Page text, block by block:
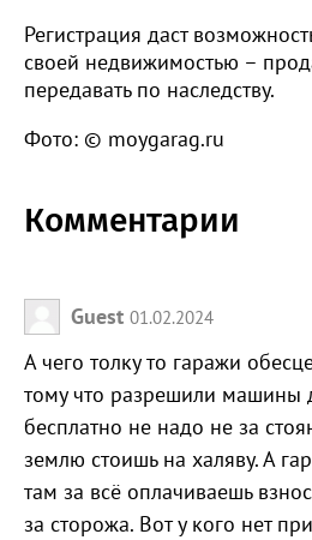
Регистрация даст
своей недвижимостью –
передавать по наследству.
Фото: © moygarag.ru
Комментарии
Guest 01.02.2024
А чего толку то гаражи
тому что разрешили машины
бесплатно не надо не за
землю стоишь на халяву. А
там за всё оплачиваешь
за сторожа. Вот у кого нет